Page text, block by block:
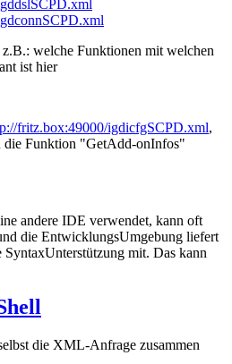
welche Funktionen mit welchen
ist hier
fritz.box:49000/igdicfgSCPD.xml,
die Funktion "GetAdd-onInfos"
andere IDE verwendet, kann oft
die EntwicklungsUmgebung liefert
SyntaxUnterstützung mit. Das kann
die XML-Anfrage zusammen